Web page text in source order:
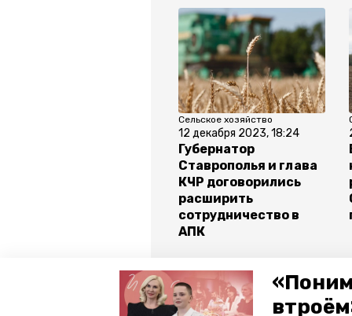
Сельское хозяйство
12 декабря 2023, 18:24
Губернатор
Ставрополья и глава
КЧР договорились
расширить
сотрудничество в
АПК
Все новости